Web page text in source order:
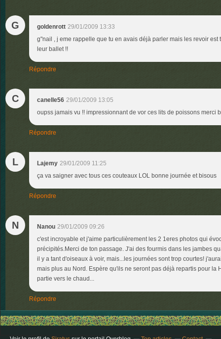
G goldenrott 29/01/2009 13:33
g"nail , j eme rappelle que tu en avais déjà parler mais les revoir est
leur ballet !!
Répondre
C canelle56 29/01/2009 13:05
oupss jamais vu !! impressionnant de vor ces lits de poissons merci
Répondre
L Lajemy 29/01/2009 11:25
ça va saigner avec tous ces couteaux LOL bonne journée et bisous
Répondre
N Nanou 29/01/2009 09:26
c'est incroyable et j'aime particulièrement les 2 1eres photos qui
précipités.Merci de ton passage. J'ai des fourmis dans les jambes
il y a tant d'oiseaux à voir, mais...les journées sont trop courtes!
mais plus au Nord. Espère qu'ils ne seront pas déjà repartis pour la
partie vers le chaud...
Répondre